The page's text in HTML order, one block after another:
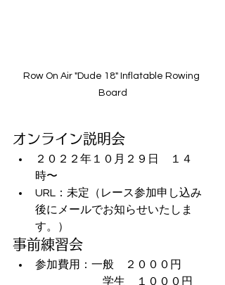
Row On Air "Dude 18" Inflatable Rowing
Board
オンライン説明会
２０２２年１０月２９日　１４
時〜
URL：未定（レース参加申し込み
後にメールでお知らせいたしま
す。）
事前練習会
参加費用：一般　２０００円
学生　１０００円